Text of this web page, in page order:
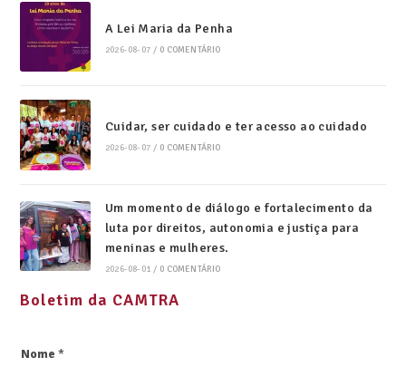
A Lei Maria da Penha
2026-08-07 / 0 COMENTÁRIO
Cuidar, ser cuidado e ter acesso ao cuidado
2026-08-07 / 0 COMENTÁRIO
Um momento de diálogo e fortalecimento da
luta por direitos, autonomia e justiça para
meninas e mulheres.
2026-08-01 / 0 COMENTÁRIO
Boletim da CAMTRA
Nome*